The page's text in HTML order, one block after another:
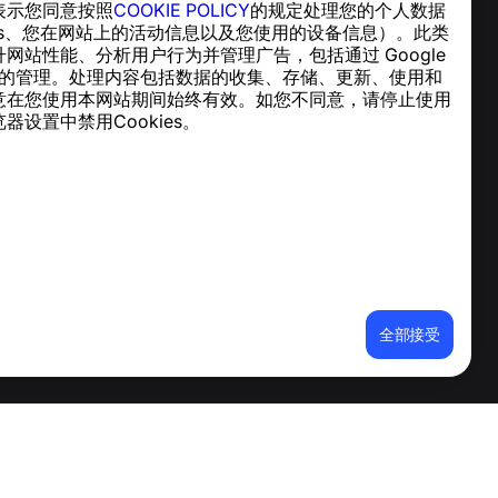
示您同意按照COOKIE POLICY的规定处理您的个人数据
您在网站上的活动信息以及您使用的设备信息）。此类
网站性能、分析用户行为并管理广告，包括通过 Google
管理。处理内容包括数据的收集、存储、更新、使用和
您使用本网站期间始终有效。如您不同意，请停止使用
设置中禁用Cookies。
全部接受
帮助中心
新闻与文章
关于项目
联系方式